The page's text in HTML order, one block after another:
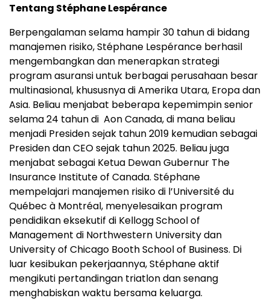
Tentang Stéphane Lespérance
Berpengalaman selama hampir 30 tahun di bidang
manajemen risiko, Stéphane Lespérance berhasil
mengembangkan dan menerapkan strategi
program asuransi untuk berbagai perusahaan besar
multinasional, khususnya di Amerika Utara, Eropa dan
Asia. Beliau menjabat beberapa kepemimpin senior
selama 24 tahun di Aon Canada, di mana beliau
menjadi Presiden sejak tahun 2019 kemudian sebagai
Presiden dan CEO sejak tahun 2025. Beliau juga
menjabat sebagai Ketua Dewan Gubernur The
Insurance Institute of Canada. Stéphane
mempelajari manajemen risiko di l’Université du
Québec à Montréal, menyelesaikan program
pendidikan eksekutif di Kellogg School of
Management di Northwestern University dan
University of Chicago Booth School of Business. Di
luar kesibukan pekerjaannya, Stéphane aktif
mengikuti pertandingan triatlon dan senang
menghabiskan waktu bersama keluarga.